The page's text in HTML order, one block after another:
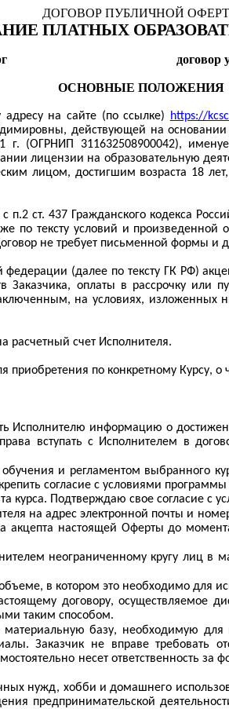
ДОГОВОР ПУБЛИЧНОЙ
ПЛАТНЫХ
договор
ОСНОВНЫЕ ПОЛОЖЕНИЯ
на сайте (по ссылке) https://
действующей на
(ОГРНИП 311632508900042),
лицензии на образовательную
лицом, достигшим возраста 18
п.2 ст. 437 Гражданского кодекса
тексту условий и произведенной
не требует письменной формы и
федерации (далее по тексту ГК РФ)
Заказчика, оплаты в рассрочку
на условиях,
расчетный счет Исполнителя.
приобретения по конкретному
Исполнителю информацию о
вступать с Исполнителем в
обучения и регламентом
согласие с условиями
курса. Подтверждаю свое согласие с
на адрес электронной почты и
акцепта настоящей Оферты до
неограниченному кругу лиц в
в котором это необходимо для
договору, осуществляемое
таким способом.
базу, необходимую
Заказчик не вправе требовать
несет ответственность
нужд, хобби и домашнего
предпринимательской